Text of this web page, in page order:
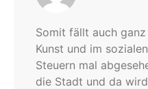
Somit fällt auch
Kunst und im
Steuern mal
die Stadt und da